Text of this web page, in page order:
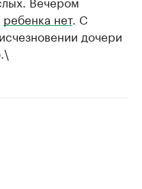
ребенка нет. С
дочери